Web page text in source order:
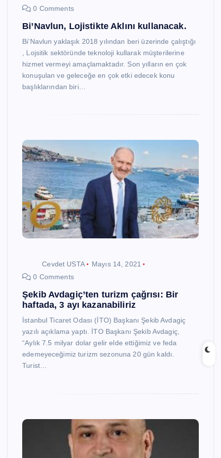
0 Comments
Bi’Navlun, Lojistikte Aklını kullanacak.
Bi’Navlun yaklaşık 2018 yılından beri üzerinde çalıştığı
, Lojsitik sektöründe teknoloji kullarak müşterilerine
hizmet vermeyi amaçlamaktadır. Son yılların en çok
konuşulan ve geleceğe en çok etki edecek konu
başlıklarından biri…
Cevdet USTA
Mayıs 14, 2021
0 Comments
Şekib Avdagiç’ten turizm çağrısı: Bir
haftada, 3 ayı kazanabiliriz
İstanbul Ticaret Odası (İTO) Başkanı Şekib Avdagiç
yazılı açıklama yaptı. İTO Başkanı Şekib Avdagiç,
“Aylık 7.5 milyar dolar gelir elde ettiğimiz ve feda
edemeyeceğimiz turizm sezonuna 20 gün kaldı.
Turist…